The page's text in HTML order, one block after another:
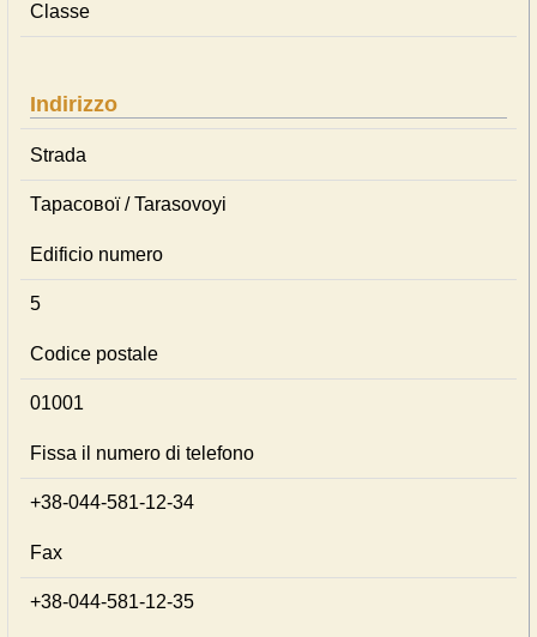
Classe
Indirizzo
Strada
Тарасової / Tarasovoyi
Edificio numero
5
Codice postale
01001
Fissa il numero di telefono
+38-044-581-12-34
Fax
+38-044-581-12-35